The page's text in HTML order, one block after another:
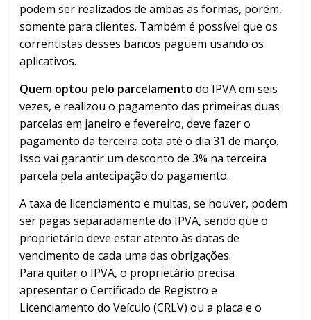
podem ser realizados de ambas as formas, porém,
somente para clientes. Também é possível que os
correntistas desses bancos paguem usando os
aplicativos.
Quem optou pelo parcelamento do IPVA em seis
vezes, e realizou o pagamento das primeiras duas
parcelas em janeiro e fevereiro, deve fazer o
pagamento da terceira cota até o dia 31 de março.
Isso vai garantir um desconto de 3% na terceira
parcela pela antecipação do pagamento.
A taxa de licenciamento e multas, se houver, podem
ser pagas separadamente do IPVA, sendo que o
proprietário deve estar atento às datas de
vencimento de cada uma das obrigações.
Para quitar o IPVA, o proprietário precisa
apresentar o Certificado de Registro e
Licenciamento do Veículo (CRLV) ou a placa e o